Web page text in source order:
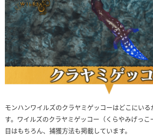
モンハンワイルズのクラヤミゲッコーはどこにい
す。ワイルズのクラヤミゲッコー（くらやみげっこ
目はもちろん、捕獲方法も掲載しています。